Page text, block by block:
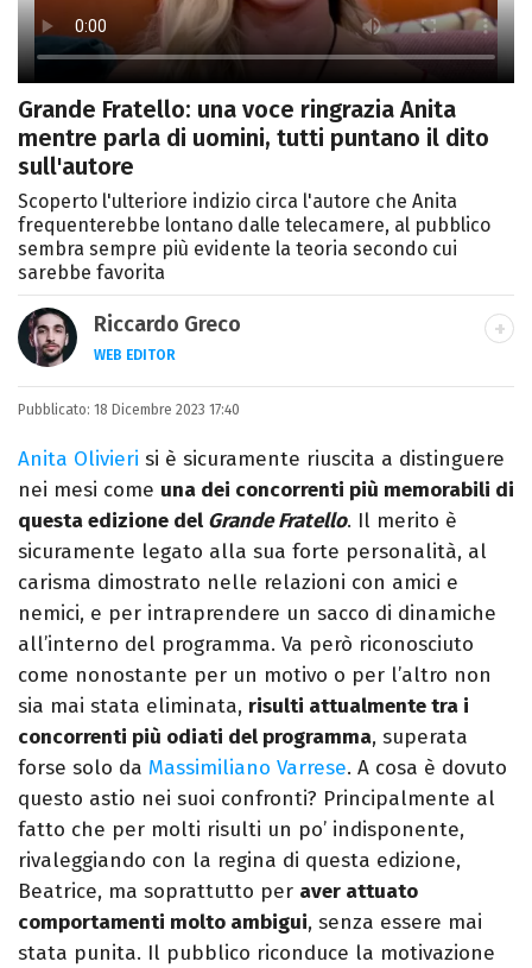
Grande Fratello: una voce ringrazia Anita
mentre parla di uomini, tutti puntano il dito
sull'autore
Scoperto l'ulteriore indizio circa l'autore che Anita
frequenterebbe lontano dalle telecamere, al pubblico
sembra sempre più evidente la teoria secondo cui
sarebbe favorita
Riccardo Greco
WEB EDITOR
LINKEDIN
Si avvicina all'editoria studiando all'IED
come Fashion Editor. Si specializza poi in
Comunicazione digitale, Giornalismo e
Nuovi media presso La Sapienza,
collaborando con alcune testate ed uffici
stampa.
Pubblicato: 18 Dicembre 2023 17:40
Anita Olivieri si è sicuramente riuscita a distinguere
nei mesi come una dei concorrenti più memorabili di
questa edizione del Grande Fratello. Il merito è
sicuramente legato alla sua forte personalità, al
carisma dimostrato nelle relazioni con amici e
nemici, e per intraprendere un sacco di dinamiche
all’interno del programma. Va però riconosciuto
come nonostante per un motivo o per l’altro non
sia mai stata eliminata, risulti attualmente tra i
concorrenti più odiati del programma, superata
forse solo da Massimiliano Varrese. A cosa è dovuto
questo astio nei suoi confronti? Principalmente al
fatto che per molti risulti un po’ indisponente,
rivaleggiando con la regina di questa edizione,
Beatrice, ma soprattutto per aver attuato
comportamenti molto ambigui, senza essere mai
stata punita. Il pubblico riconduce la motivazione